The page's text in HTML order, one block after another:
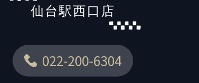
仙台駅西口店
022-200-6304